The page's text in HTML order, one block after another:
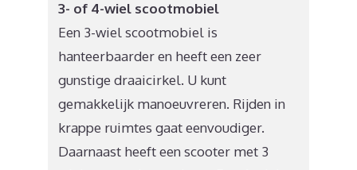
3- of 4-wiel scootmobiel
Een 3-wiel scootmobiel is
hanteerbaarder en heeft een zeer
gunstige draaicirkel. U kunt
gemakkelijk manoeuvreren. Rijden in
krappe ruimtes gaat eenvoudiger.
Daarnaast heeft een scooter met 3